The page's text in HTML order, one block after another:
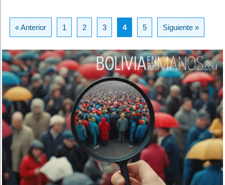
« Anterior 1 2 3 4 5 Siguiente »